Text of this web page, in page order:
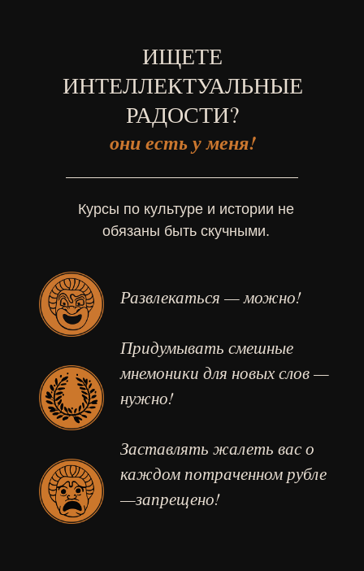
Курсы по культуре и истории не
обязаны быть скучными.
ИЩЕТЕ
ИНТЕЛЛЕКТУАЛЬНЫЕ
РАДОСТИ?
Развлекаться — можно!
Придумывать смешные
мнемоники для новых слов —
нужно!
Заставлять жалеть вас о
каждом потраченном рубле
—запрещено!
они есть у меня!